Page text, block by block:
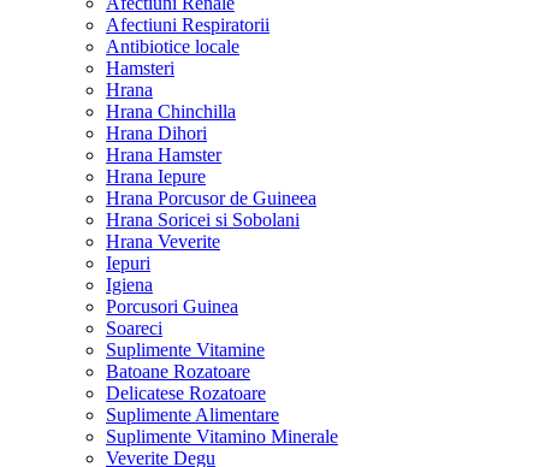
Afectiuni Respiratorii
Antibiotice locale
Hamsteri
Hrana
Hrana Chinchilla
Hrana Dihori
Hrana Hamster
Hrana Iepure
Hrana Porcusor de Guineea
Hrana Soricei si Sobolani
Hrana Veverite
Iepuri
Igiena
Porcusori Guinea
Soareci
Suplimente Vitamine
Batoane Rozatoare
Delicatese Rozatoare
Suplimente Alimentare
Suplimente Vitamino Minerale
Veverite Degu